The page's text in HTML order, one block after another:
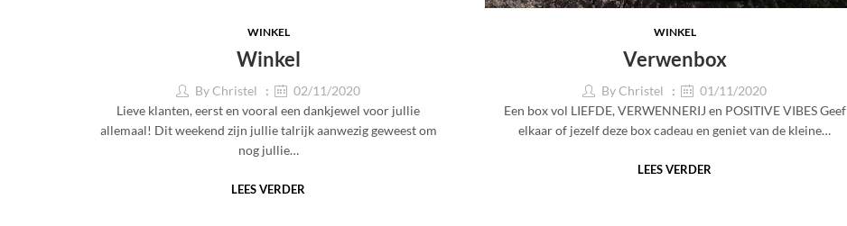
WINKEL
Winkel
ByChristel
02/11/2020
Lieve klanten, eerst en vooral een dankjewel voor jullie
allemaal! Dit weekend zijn jullie talrijk aanwezig geweest om
nog jullie…
LEES VERDER
WINKEL
Verwenbox
ByChristel
01/11/2020
Een box vol LIEFDE, VERWENNERIJ en POSITIVE VIBES Geef
elkaar of jezelf deze box cadeau en geniet van de kleine…
LEES VERDER